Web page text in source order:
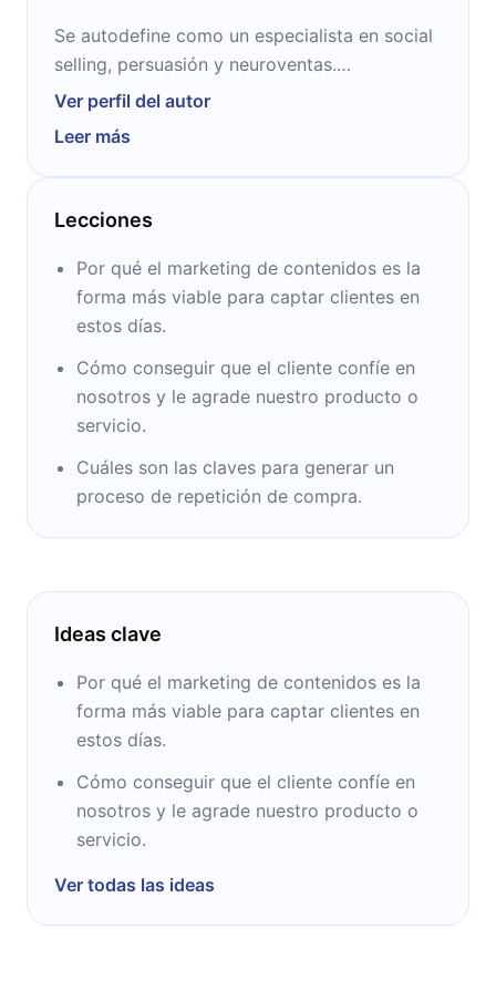
Se autodefine como un especialista en social
selling, persuasión y neuroventas.
Efectivamente, lo es. Gracias a sus
han podido mejorar notablemente su nivel de
ventas. Además imparte clases sobre la
materia en diferentes instituciones
Foro Europeo, en España.
Ver perfil del autor
Leer más
Lecciones
Por qué el marketing de contenidos es la
forma más viable para captar clientes en
estos días.
Cómo conseguir que el cliente confíe en
nosotros y le agrade nuestro producto o
servicio.
Cuáles son las claves para generar un
proceso de repetición de compra.
Ideas clave
Por qué el marketing de contenidos es la
forma más viable para captar clientes en
estos días.
Cómo conseguir que el cliente confíe en
nosotros y le agrade nuestro producto o
servicio.
Ver todas las ideas